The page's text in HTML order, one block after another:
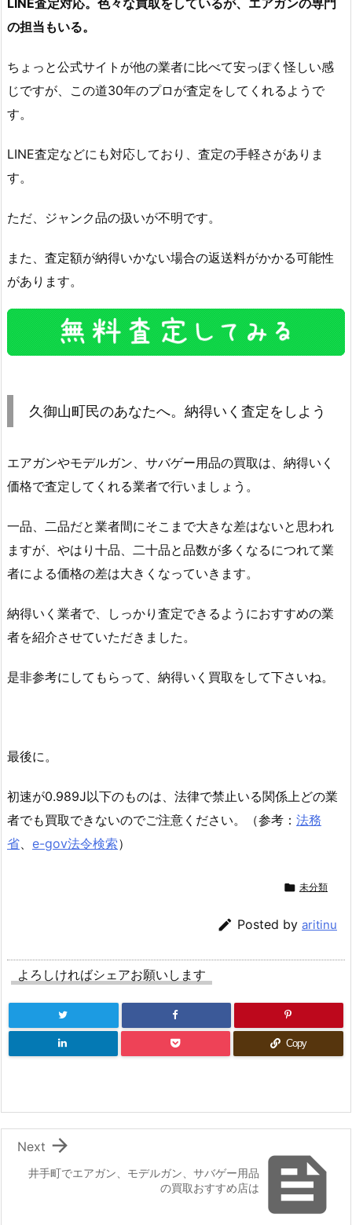
LINE査定対応。色々な買取をしているが、エアガンの専門
の担当もいる。
ちょっと公式サイトが他の業者に比べて安っぽく怪しい感
じですが、この道30年のプロが査定をしてくれるようで
す。
LINE査定などにも対応しており、査定の手軽さがありま
す。
ただ、ジャンク品の扱いが不明です。
また、査定額が納得いかない場合の返送料がかかる可能性
があります。
久御山町民のあなたへ。納得いく査定をしよう
エアガンやモデルガン、サバゲー用品の買取は、納得いく
価格で査定してくれる業者で行いましょう。
一品、二品だと業者間にそこまで大きな差はないと思われ
ますが、やはり十品、二十品と品数が多くなるにつれて業
者による価格の差は大きくなっていきます。
納得いく業者で、しっかり査定できるようにおすすめの業
者を紹介させていただきました。
是非参考にしてもらって、納得いく買取をして下さいね。
最後に。
初速が0.989J以下のものは、法律で禁止いる関係上どの業
者でも買取できないのでご注意ください。（参考： 法務
省、 e-gov法令検索）
 未分類
 Posted by aritinu
よろしければシェアお願いします
Copy

井手町でエアガン、モデルガン、サバゲー用品
の買取おすすめ店は

Next